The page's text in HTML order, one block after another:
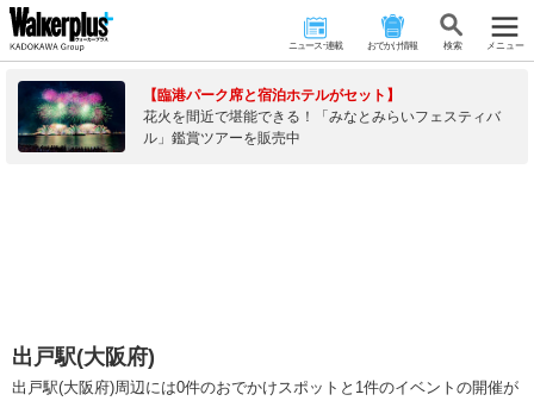
ニュース･連載 おでかけ情報 検 索 メニュー
【臨港パーク席と宿泊ホテルがセット】
花火を間近で堪能できる！「みなとみらいフェスティバ
ル」鑑賞ツアーを販売中
出戸駅(大阪府)
出戸駅(大阪府)周辺には0件のおでかけスポットと1件のイベントの開催が